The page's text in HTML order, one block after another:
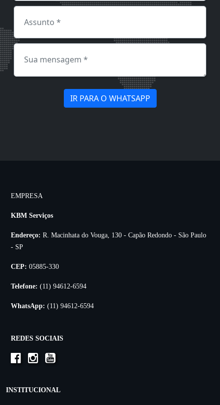
IR PARA O WHATSAPP
EMPRESA
KBM Serviços
Endereço: R. Macinhata do Vouga, 130 - Capão Redondo - São Paulo
- SP
CEP: 05885-330
Telefone: (11) 94612-6594
WhatsApp: (11) 94612-6594
REDES SOCIAIS
INSTITUCIONAL